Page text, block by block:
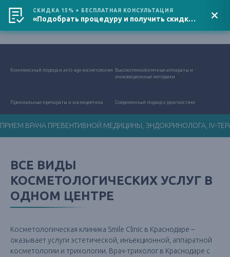
Адрес клиники +7 (861) 201-88-83
Комплексный подход и anti-age косметология
Высокотехнологичные аппараты и
инновационные методики
Премиальные препараты и космецевтика Современный подход к диагностике
ПРИЕМ ВРАЧА ПРЕВЕНТИВНОЙ МЕДИЦИНЫ, ЭНДОКРИНОЛОГА, IV-
ВСЕ ВИДЫ
КОСМЕТОЛОГИЧЕСКИХ УСЛУГ В
ОДНОМ ЦЕНТРЕ
Косметологическая клиника Smile Clinic в Краснодаре –
оказывает услуги эстетической, инъекционной, аппаратной
косметологии и трихологии. Врач-трихолог в Краснодаре с
СКИДКА 15% + БЕСПЛАТНАЯ КОНСУЛЬТАЦИЯ
«Подобрать процедуру и получить скидку»